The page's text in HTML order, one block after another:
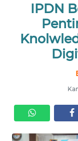
IPDN
UTAMA
NUSANTARA
SERBI
OPINI